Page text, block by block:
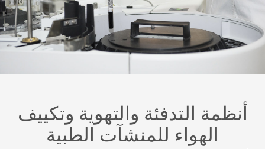
أنظمة التدفئة والتهوية وتكييف
الهواء للمنشآت الطبية